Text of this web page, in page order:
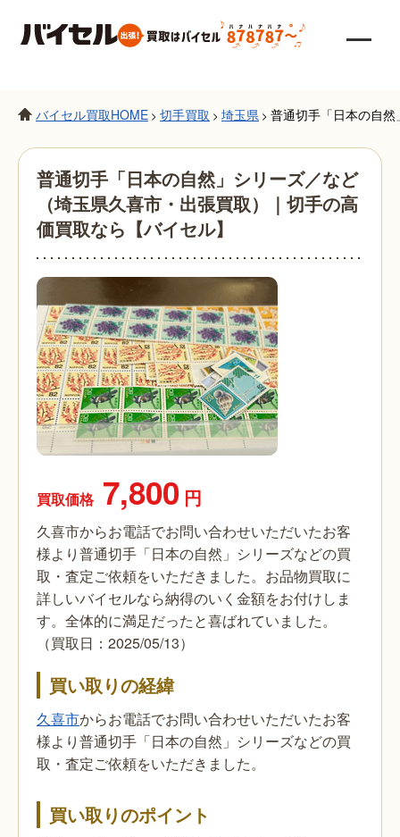
バイセル買取HOME > 切手買取 > 埼玉県 > 普通切手「日本の自
普通切手「日本の自然」シリーズ／など
（埼玉県久喜市・出張買取）｜切手の高
価買取なら【バイセル】
買取価格 7,800 円
久喜市からお電話でお問い合わせいただいたお客
様より普通切手「日本の自然」シリーズなどの買
取・査定ご依頼をいただきました。お品物買取に
詳しいバイセルなら納得のいく金額をお付けしま
す。全体的に満足だったと喜ばれていました。
（買取日：2025/05/13）
買い取りの経緯
久喜市からお電話でお問い合わせいただいたお客
様より普通切手「日本の自然」シリーズなどの買
取・査定ご依頼をいただきました。
買い取りのポイント